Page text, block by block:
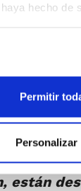
hecho de
Permitir
Personalizar
a
están